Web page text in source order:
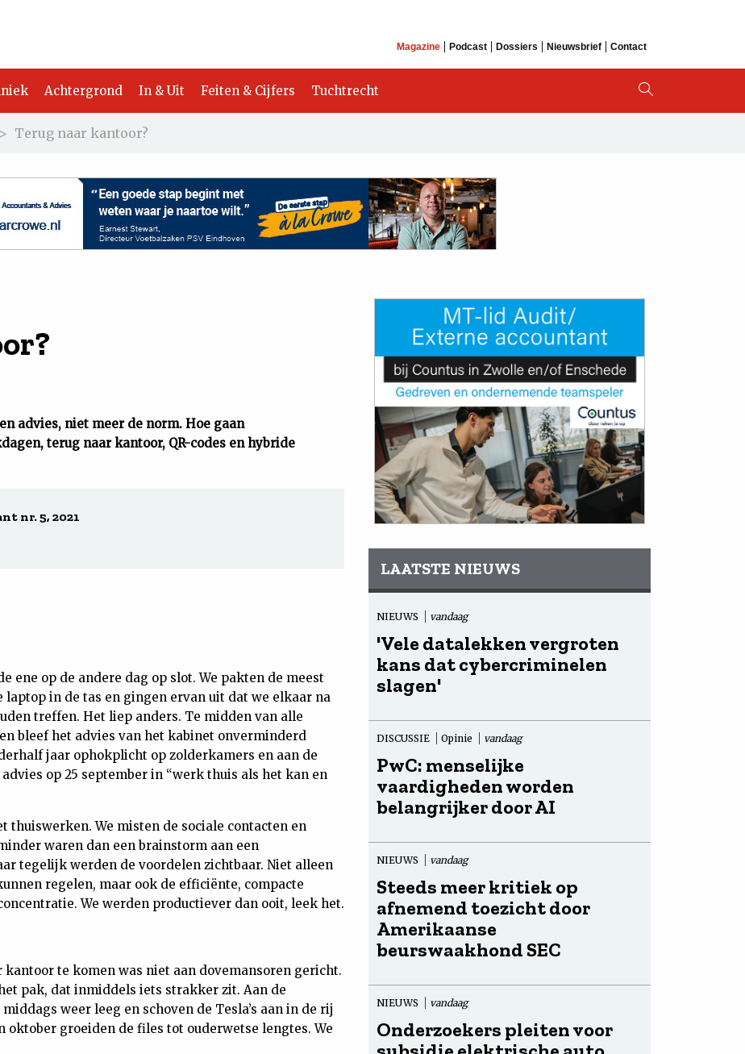
Magazine Podcast Dossiers Nieuwsbrief Contact
Achtergrond In & Uit Feiten & Cijfers Tuchtrecht
> Terug naar kantoor?
advies, niet meer de norm. Hoe gaan
terug naar kantoor, QR-codes en hybride
nr. 5, 2021
ene op de andere dag op slot. We pakten de meest
in de tas en gingen ervan uit dat we elkaar na
treffen. Het liep anders. Te midden van alle
bleef het advies van het kabinet onverminderd
jaar ophokplicht op zolderkamers en aan de
op 25 september in “werk thuis als het kan en
thuiswerken. We misten de sociale contacten en
waren dan een brainstorm aan een
tegelijk werden de voordelen zichtbaar. Niet alleen
regelen, maar ook de efficiënte, compacte
We werden productiever dan ooit, leek het.
te komen was niet aan dovemansoren gericht.
pak, dat inmiddels iets strakker zit. Aan de
weer leeg en schoven de Tesla’s aan in de rij
groeiden de files tot ouderwetse lengtes. We
LAATSTE NIEUWS
NIEUWS vandaag
'Vele datalekken vergroten
kans dat cybercriminelen
slagen'
DISCUSSIE Opinie vandaag
PwC: menselijke
vaardigheden worden
belangrijker door AI
NIEUWS vandaag
Steeds meer kritiek op
afnemend toezicht door
Amerikaanse
beurswaakhond SEC
NIEUWS vandaag
Onderzoekers pleiten voor